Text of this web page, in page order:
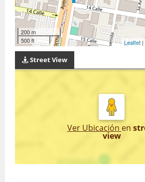
200 m
500 ft
Leaflet |
Street View
Ver Ubicación en
view